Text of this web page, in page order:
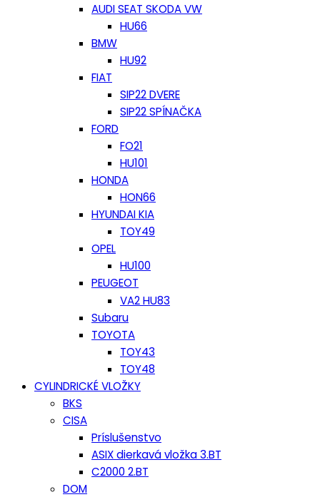
AUDI SEAT SKODA VW
HU66
BMW
HU92
FIAT
SIP22 DVERE
SIP22 SPÍNAČKA
FORD
FO21
HU101
HONDA
HON66
HYUNDAI KIA
TOY49
OPEL
HU100
PEUGEOT
VA2 HU83
Subaru
TOYOTA
TOY43
TOY48
CYLINDRICKÉ VLOŽKY
BKS
CISA
Príslušenstvo
ASIX dierkavá vložka 3.BT
C2000 2.BT
DOM